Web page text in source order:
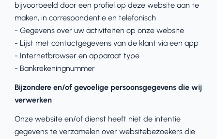
bijvoorbeeld door een profiel op deze website aan te
maken, in correspondentie en telefonisch
- Gegevens over uw activiteiten op onze website
- Lijst met contactgegevens van de klant via een app
- Internetbrowser en apparaat type
- Bankrekeningnummer
Bijzondere en/of gevoelige persoonsgegevens die wij
verwerken
Onze website en/of dienst heeft niet de intentie
gegevens te verzamelen over websitebezoekers die